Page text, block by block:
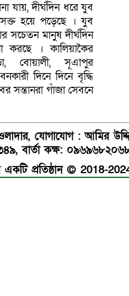
যায়, দীর্ঘদিন ধরে যুব
হয়ে পড়েছে । যুব
মানুষ দীর্ঘদিন
করছে । কালিয়াকৈর
বোয়ালী, সূএাপুর
দিনে দিনে বৃদ্ধি
সন্তানরা গাঁজা সেবনে
, যোগাযোগ : আমির
বার্তা কক্ষ:
প্রতিষ্ঠান © 2018-